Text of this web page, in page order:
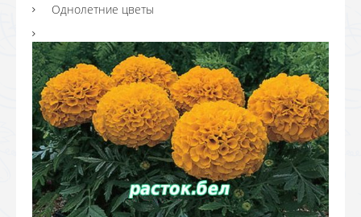
Однолетние цветы